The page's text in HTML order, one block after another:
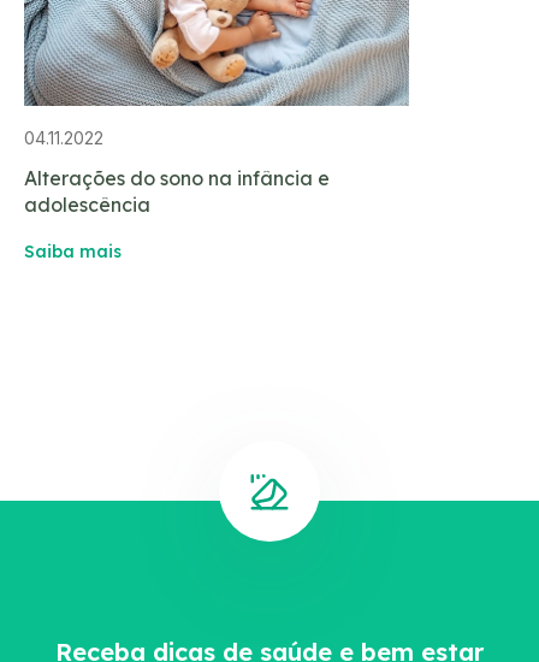
04.11.2022
Alterações do sono na infância e
adolescência
Saiba mais
Receba dicas de saúde e bem estar